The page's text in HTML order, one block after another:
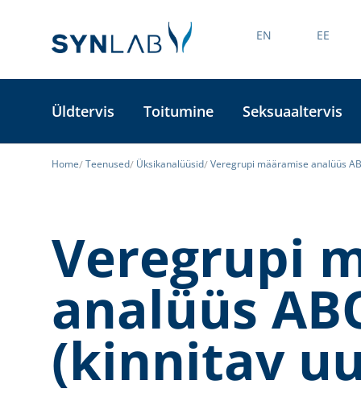
EN EE
Üldtervis Toitumine Seksuaaltervis
Home Teenused Üksikanalüüsid Veregrupi määramise analüüs
Veregrupi
analüüs
(kinnitav